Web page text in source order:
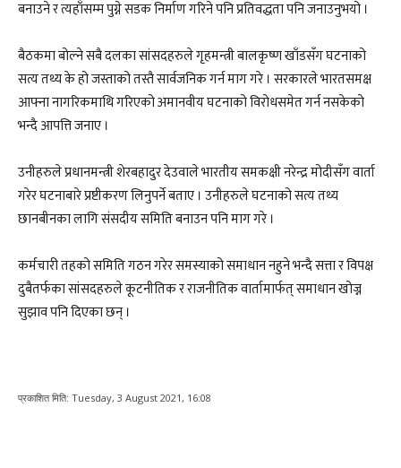
बनाउने र त्यहाँसम्म पुग्ने सडक निर्माण गरिने पनि प्रतिवद्धता पनि जनाउनुभयो ।
बैठकमा बोल्ने सबै दलका सांसदहरुले गृहमन्त्री बालकृष्ण खाँडसँग घटनाको
सत्य तथ्य के हो जस्ताको तस्तै सार्वजनिक गर्न माग गरे । सरकारले भारतसमक्ष
आफ्ना नागरिकमाथि गरिएको अमानवीय घटनाको विरोधसमेत गर्न नसकेको
भन्दै आपत्ति जनाए ।
उनीहरुले प्रधानमन्त्री शेरबहादुर देउवाले भारतीय समकक्षी नरेन्द्र मोदीसँग वार्ता
गरेर घटनाबारे प्रष्टीकरण लिनुपर्ने बताए । उनीहरुले घटनाको सत्य तथ्य
छानबीनका लागि संसदीय समिति बनाउन पनि माग गरे ।
कर्मचारी तहको समिति गठन गरेर समस्याको समाधान नहुने भन्दै सत्ता र विपक्ष
दुबैतर्फका सांसदहरुले कूटनीतिक र राजनीतिक वार्तामार्फत् समाधान खोज्न
सुझाव पनि दिएका छन् ।
प्रकाशित मिति: Tuesday, 3 August 2021, 16:08